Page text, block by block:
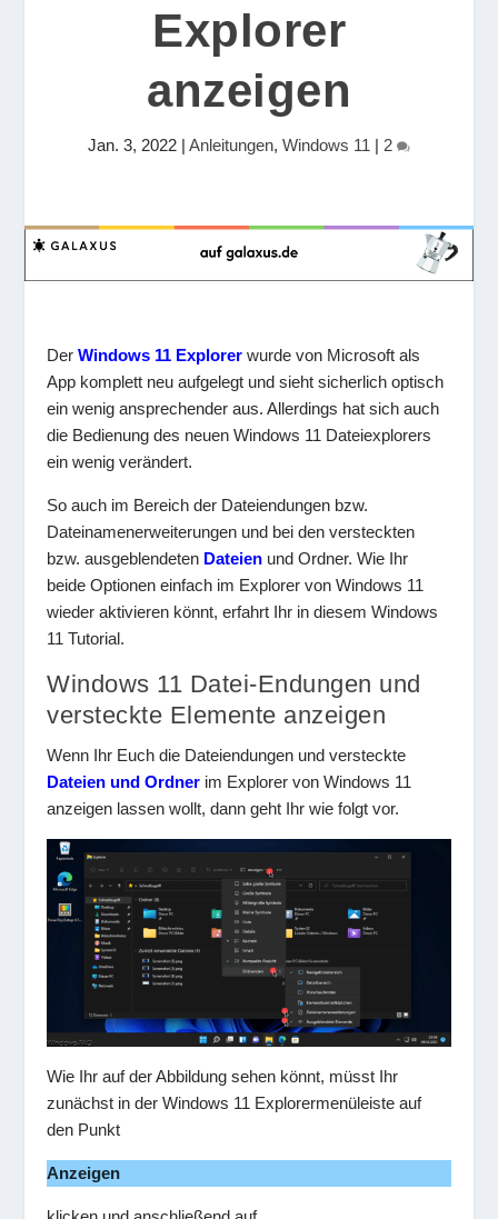
Explorer
anzeigen
Jan. 3, 2022 | Anleitungen, Windows 11 | 2
DerWindows 11 Explorer wurde von Microsoft als
App komplett neu aufgelegt und sieht sicherlich optisch
ein wenig ansprechender aus. Allerdings hat sich auch
die Bedienung des neuen Windows 11 Dateiexplorers
ein wenig verändert.
So auch im Bereich der Dateiendungen bzw.
Dateinamenerweiterungen und bei den versteckten
bzw. ausgeblendeten Dateien und Ordner. Wie Ihr
beide Optionen einfach im Explorer von Windows 11
wieder aktivieren könnt, erfahrt Ihr in diesem Windows
11 Tutorial.
Windows 11 Datei-Endungen und
versteckte Elemente anzeigen
Wenn Ihr Euch die Dateiendungen und versteckte
Dateien und Ordner im Explorer von Windows 11
anzeigen lassen wollt, dann geht Ihr wie folgt vor.
Wie Ihr auf der Abbildung sehen könnt, müsst Ihr
zunächst in der Windows 11 Explorermenüleiste auf
den Punkt
Anzeigen